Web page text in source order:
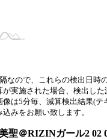
なので、これらの検出日時
実施された場合、検出し
像は5分毎、減算検出結果(
みをお願い致します。
聖＠RIZINガール2 02